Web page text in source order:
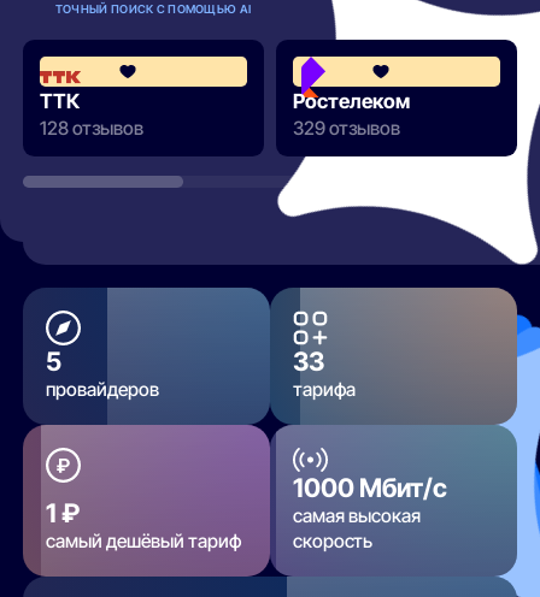
ТОЧНЫЙ ПОИСК С ПОМОЩЬЮ AI
4.2
ТТК
128 отзывов
Ростелеком
329 отзывов
5
провайдеров
33
тарифа
1 ₽
самый дешёвый тариф
1000 Мбит/с
самая высокая
скорость